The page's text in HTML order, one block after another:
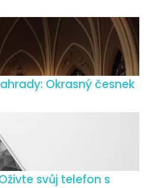
Okrasný česnek
svůj telefon s